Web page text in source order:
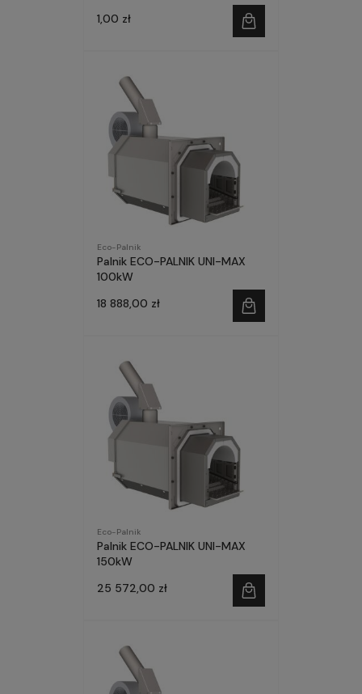
1,00 zł
Eco-Palnik
Palnik ECO-PALNIK UNI-MAX
100kW
18 888,00 zł
Eco-Palnik
Palnik ECO-PALNIK UNI-MAX
150kW
25 572,00 zł